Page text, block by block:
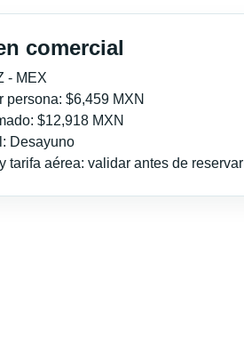
comercial
- MEX
persona: $6,459 MXN
$12,918 MXN
Desayuno
tarifa aérea: validar antes de reservar